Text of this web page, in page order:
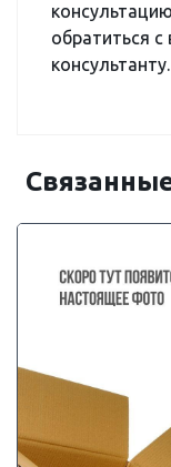
обратиться
консультанту.